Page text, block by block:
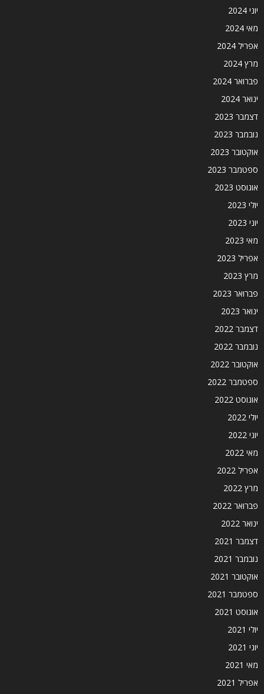
יוני 2024
מאי 2024
אפריל 2024
מרץ 2024
פברואר 2024
ינואר 2024
דצמבר 2023
נובמבר 2023
אוקטובר 2023
ספטמבר 2023
אוגוסט 2023
יולי 2023
יוני 2023
מאי 2023
אפריל 2023
מרץ 2023
פברואר 2023
ינואר 2023
דצמבר 2022
נובמבר 2022
אוקטובר 2022
ספטמבר 2022
אוגוסט 2022
יולי 2022
יוני 2022
מאי 2022
אפריל 2022
מרץ 2022
פברואר 2022
ינואר 2022
דצמבר 2021
נובמבר 2021
אוקטובר 2021
ספטמבר 2021
אוגוסט 2021
יולי 2021
יוני 2021
מאי 2021
אפריל 2021